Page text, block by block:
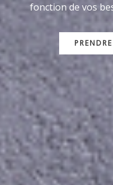
fonction de vos